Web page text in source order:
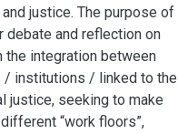
justice. The purpose of
and reflection on
the integration between
/ institutions / linked to the
justice, seeking to make
“work floors”,